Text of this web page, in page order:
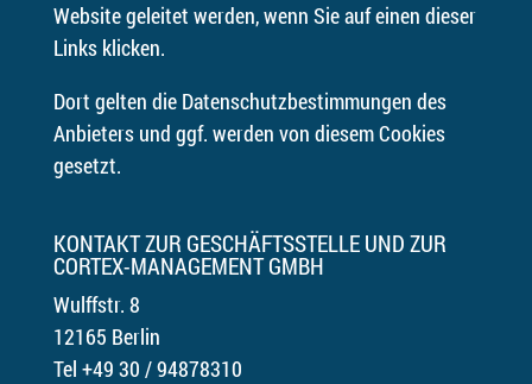
Website geleitet werden, wenn Sie auf einen dieser
Links klicken.
Dort gelten die Datenschutzbestimmungen des
Anbieters und ggf. werden von diesem Cookies
gesetzt.
KONTAKT ZUR GESCHÄFTSSTELLE UND ZUR
CORTEX-MANAGEMENT GMBH
Wulffstr. 8
12165 Berlin
Tel +49 30 / 94878310